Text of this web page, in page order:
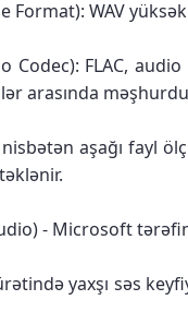
Format): WAV
Codec): FLAC,
arasında
aşağı fayl
- Microsoft
yaxşı səs